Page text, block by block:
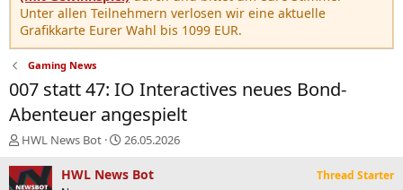
Unter allen Teilnehmern verlosen wir eine aktuelle
Grafikkarte Eurer Wahl bis 1099 EUR.
Gaming News
007 statt 47: IO Interactives neues Bond-
Abenteuer angespielt
E
s
HWL News Bot
E
s
26.05.2026
HWL News Bot Thread Starter